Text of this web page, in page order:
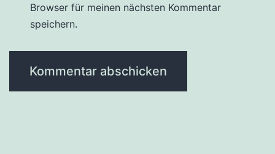
Browser für meinen nächsten Kommentar
speichern.